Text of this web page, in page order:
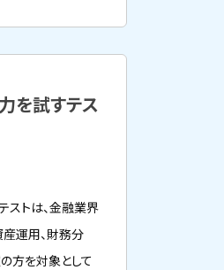
を試すテス
ストは、金融業界
運用、財務分
方を対象として